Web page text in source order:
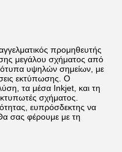
προμηθευτής
μεγάλου σχήματος από
υψηλών σημείων, με
εκτύπωσης. Ο
τα μέσα Inkjet, και τη
σχήματος.
ευπρόσδεκτης να
σας φέρουμε με τη